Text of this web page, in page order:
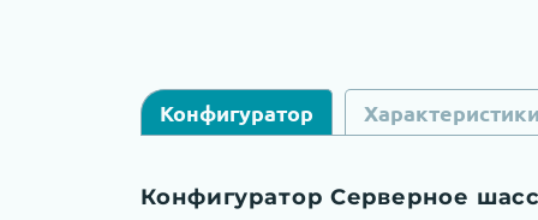
Конфигуратор Характеристики
Конфигуратор Серверное